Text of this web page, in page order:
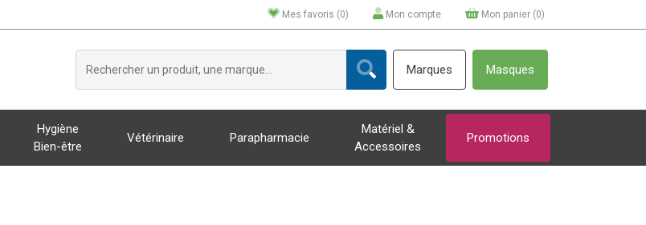
Mes favoris (0) Mon compte Mon panier (0)
Marques Masques
Hygiène
Bien-être
Vétérinaire Parapharmacie
Matériel &
Accessoires
Promotions